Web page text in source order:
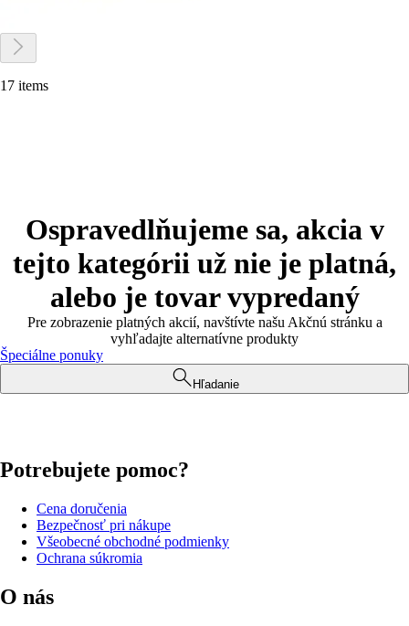
17 items
Ospravedlňujeme sa, akcia v
tejto kategórii už nie je platná,
alebo je tovar vypredaný
Pre zobrazenie platných akcií, navštívte našu Akčnú stránku a
vyhľadajte alternatívne produkty
Špeciálne ponuky
Hľadanie
Potrebujete pomoc?
Cena doručenia
Bezpečnosť pri nákupe
Všeobecné obchodné podmienky
Ochrana súkromia
O nás